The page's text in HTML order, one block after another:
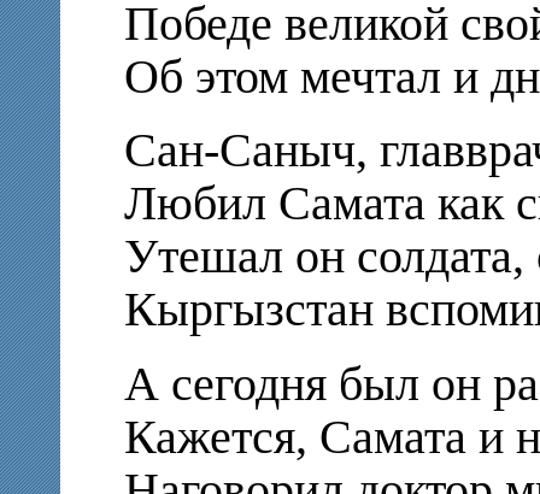
Победе великой
Об этом мечтал и
Сан-Саныч,
Любил Самата как
Утешал он
Кыргызстан
А сегодня был он
Кажется, Самата и